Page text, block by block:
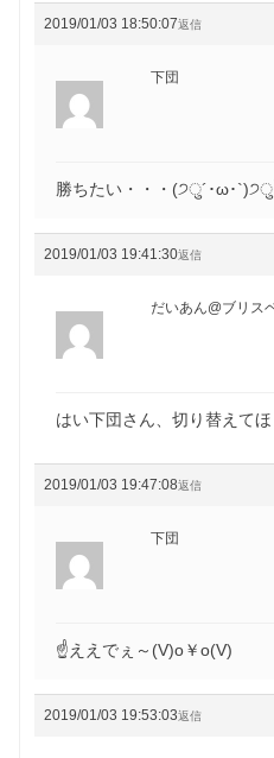
2019/01/03 18:50:07返信
下団
勝ちたい・・・(੭ु´･ω･
2019/01/03 19:41:30返信
だいあん@ブリス
はい下団さん、切り替えて
2019/01/03 19:47:08返信
下団
☝ええでぇ～(V)o￥o(V)
2019/01/03 19:53:03返信